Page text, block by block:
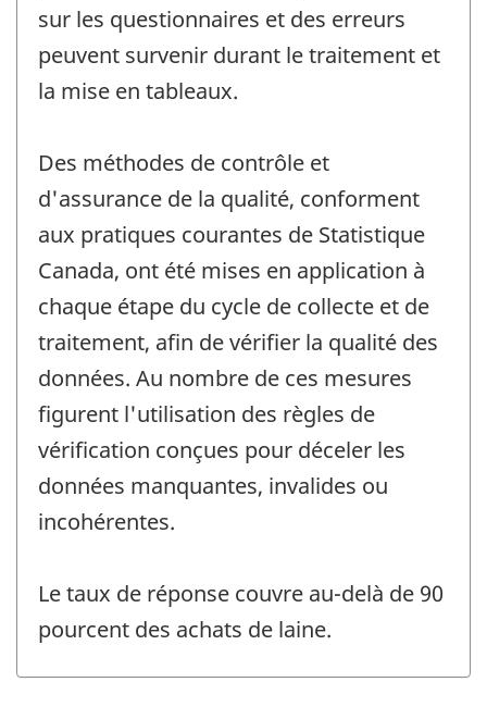
sur les questionnaires et des erreurs
peuvent survenir durant le traitement et
la mise en tableaux.
Des méthodes de contrôle et
d'assurance de la qualité, conforment
aux pratiques courantes de Statistique
Canada, ont été mises en application à
chaque étape du cycle de collecte et de
traitement, afin de vérifier la qualité des
données. Au nombre de ces mesures
figurent l'utilisation des règles de
vérification conçues pour déceler les
données manquantes, invalides ou
incohérentes.
Le taux de réponse couvre au-delà de 90
pourcent des achats de laine.